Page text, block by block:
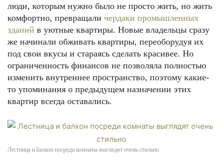
люди, которым нужно было не просто жить, но жить
комфортно, превращали чердаки промышленных
зданий в уютные квартиры. Новые владельцы сразу
же начинали обживать квартиры, переоборудуя их
под свои вкусы и стараясь сделать красивее. Но
ограниченность финансов не позволяла полностью
изменить внутреннее пространство, поэтому какие-
то упоминания о предыдущем назначении этих
квартир всегда оставались.
Лестница и балкон посреди комнаты выглядят очень стильно